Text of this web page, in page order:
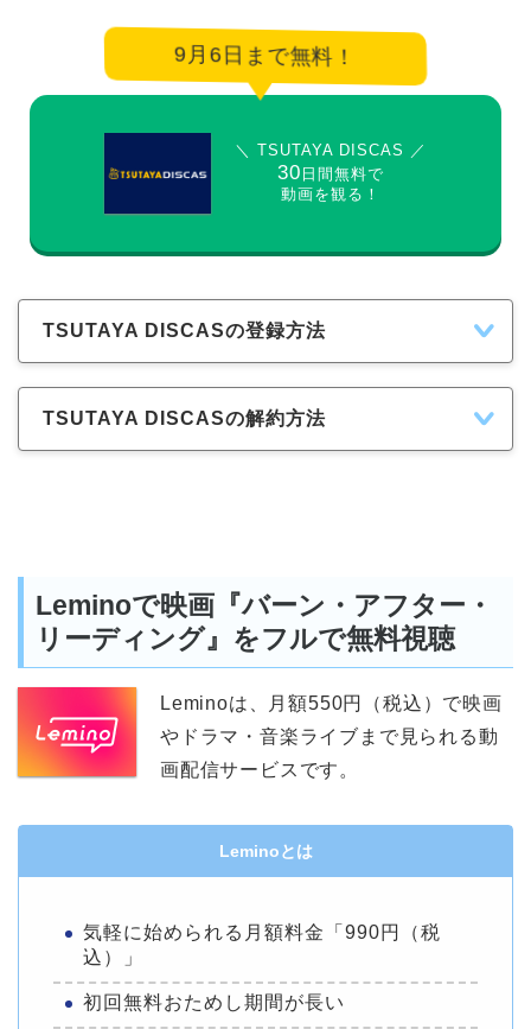
9月6日まで無料！
＼ TSUTAYA DISCAS ／
30 日間無料で
動画を観る！
TSUTAYA DISCASの登録方法
TSUTAYA DISCASの解約方法
Leminoで映画『バーン・アフター・
リーディング』をフルで無料視聴
Leminoは、月額550円（税込）で映画
やドラマ・音楽ライブまで見られる動
画配信サービスです。
Leminoとは
気軽に始められる月額料金「990円（税
込）」
初回無料おためし期間が長い